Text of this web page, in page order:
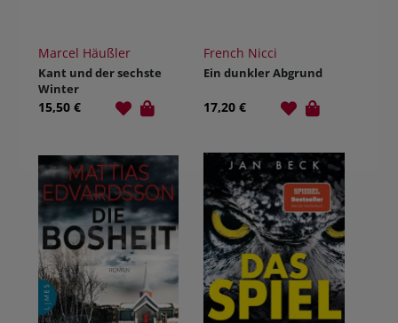
Marcel Häußler
Kant und der sechste
Winter
15,50 €
French Nicci
Ein dunkler Abgrund
17,20 €